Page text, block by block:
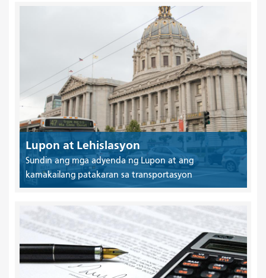
Lupon at Lehislasyon
Sundin ang mga adyenda ng Lupon at ang
kamakailang patakaran sa transportasyon